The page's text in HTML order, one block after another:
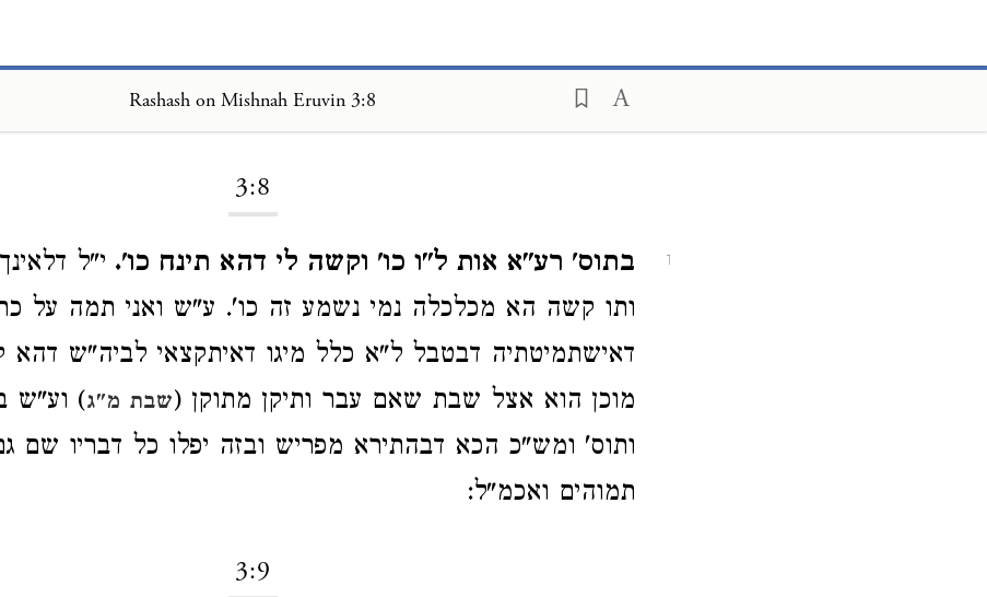
Rashash on Mishnah Eruvin 3:8
3:8
1 בתוס' רע"א אות ל"ו כו' וקשה לי דהא תינח כו'. י"ל
ותו קשה הא מכלכלה נמי נשמע זה כו'. ע"ש ואני תמה על
דאישתמיטתיה דבטבל ל"א כלל מיגו דאיתקצאי לביה"ש דהא
מוכן הוא אצל שבת שאם עבר ותיקן מתוקן (שבת מ"ג) וע"ש
ותוס' ומש"כ הכא דבהתירא מפריש ובזה יפלו כל דבריו שם
תמוהים ואכמ"ל:
3:9